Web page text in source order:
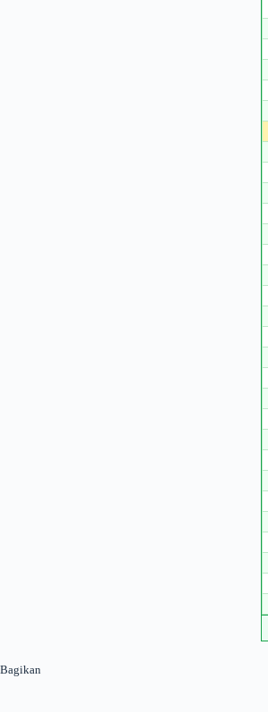
Bagikan